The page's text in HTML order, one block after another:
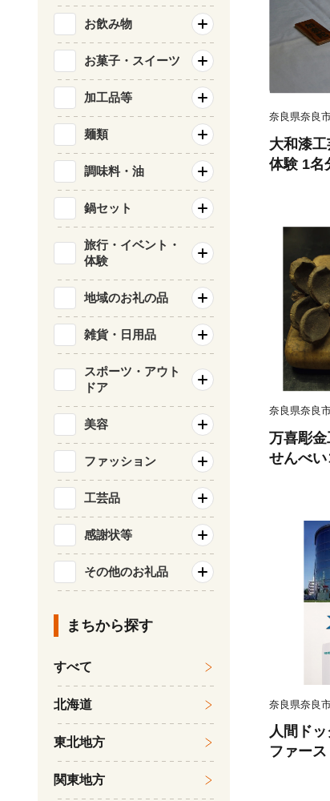
ン 11-050
奈良県奈良
大和漆
体験 1名
奈良県奈良
万喜彫
せんべ
会社工
奈良県奈良
人間ド
ファー
がん検
医療法
お飲み物
お菓子・スイーツ
加工品等
麺類
調味料・油
鍋セット
旅行・イベント・
体験
地域のお礼の品
雑貨・日用品
スポーツ・アウト
ドア
美容
ファッション
工芸品
感謝状等
その他のお礼品
まちから探す
すべて
北海道
東北地方
関東地方